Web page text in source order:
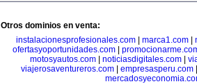
Otros dominios en venta:
instalacionesprofesionales.com| marca1.com|
ofertasyoportunidades.com
motosyautos.com
noticiasdigitales.com
viajerosaventureros.com| empresasperu.com